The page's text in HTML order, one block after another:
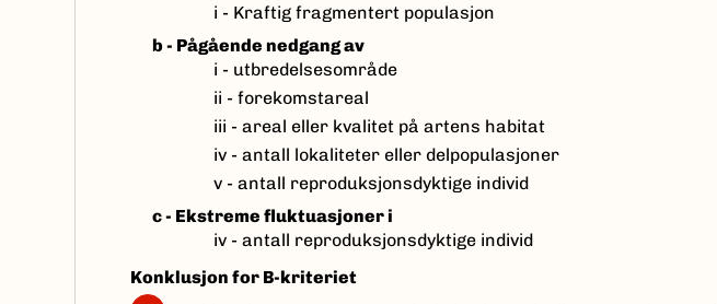
i - Kraftig fragmentert populasjon
b - Pågående nedgang av
i - utbredelsesområde
ii - forekomstareal
iii - areal eller kvalitet på artens habitat
iv - antall lokaliteter eller delpopulasjoner
v - antall reproduksjonsdyktige individ
c - Ekstreme fluktuasjoner i
iv - antall reproduksjonsdyktige individ
Konklusjon for B-kriteriet